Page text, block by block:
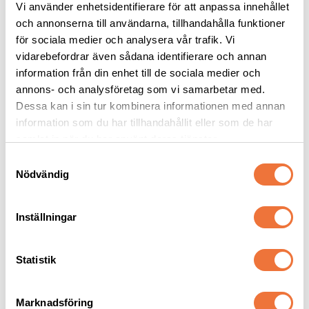
Vi använder enhetsidentifierare för att anpassa innehållet
och annonserna till användarna, tillhandahålla funktioner
för sociala medier och analysera vår trafik. Vi
vidarebefordrar även sådana identifierare och annan
information från din enhet till de sociala medier och
annons- och analysföretag som vi samarbetar med.
Dessa kan i sin tur kombinera informationen med annan
information som du har tillhandahållit eller som de har
Nödvändig
Inställningar
Statistik
Marknadsföring
4Dogs Belöningsgodis
Kanin ca 100 g
Torkat hundgodis utan tillsatser, ursprung EU
49kr
2pets belöningsgodis
Anka Mini - 400 g
Av färska råvaror, låg fetthalt
169kr